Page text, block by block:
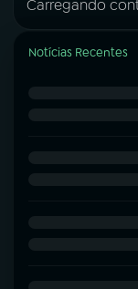
Carregando
Notícias Recentes